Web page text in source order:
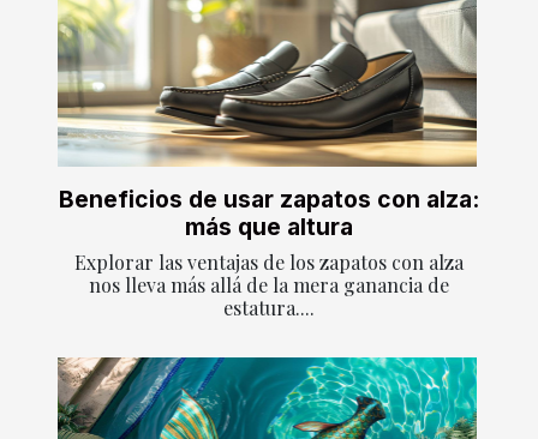
Beneficios de usar zapatos con alza:
más que altura
Explorar las ventajas de los zapatos con alza
nos lleva más allá de la mera ganancia de
estatura....